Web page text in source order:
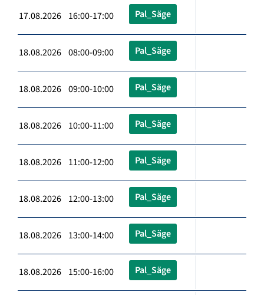
17.08.2026 16:00-17:00 Pal_Säge
18.08.2026 08:00-09:00 Pal_Säge
18.08.2026 09:00-10:00 Pal_Säge
18.08.2026 10:00-11:00 Pal_Säge
18.08.2026 11:00-12:00 Pal_Säge
18.08.2026 12:00-13:00 Pal_Säge
18.08.2026 13:00-14:00 Pal_Säge
18.08.2026 15:00-16:00 Pal_Säge